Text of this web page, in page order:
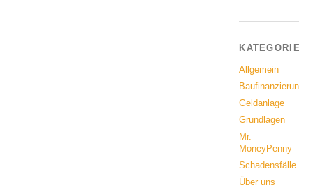
KATEGORIEN
Allgemein
Baufinanzierung
Geldanlage
Grundlagen
Mr.
MoneyPenny
Schadensfälle
Über uns